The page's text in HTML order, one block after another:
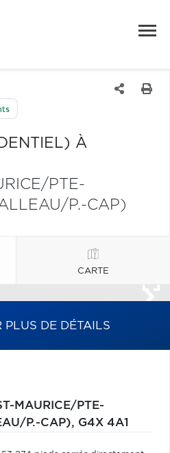
À
PTE-
P.-CAP)
CARTE
PLUS DE DÉTAILS
MAURICE/PTE-
P.-CAP), G4X 4A1